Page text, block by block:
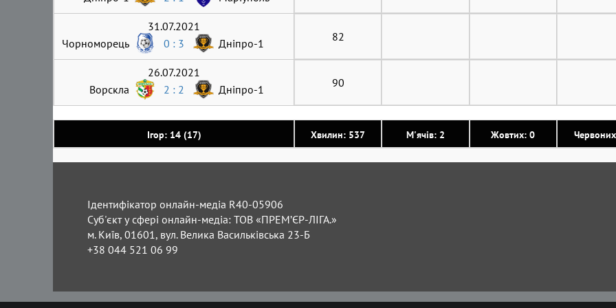
Ігор: 14 (17) Хвилин: 537 М'ячів: 2 Жовтих: 0
31.07.2021
Чорноморець
0 : 3 Дніпро-1 82
26.07.2021
Ворскла
2 : 2 Дніпро-1 90
Ідентифікатор онлайн-медіа R40-05906
Суб'єкт у сфері онлайн-медіа: ТОВ «ПРЕМ’ЄР-ЛІГА.»
м. Київ, 01601, вул. Велика Васильківська 23-Б
+38 044 521 06 99